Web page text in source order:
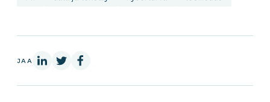
JAA LinkedInissä
X:ssäFacebookissa